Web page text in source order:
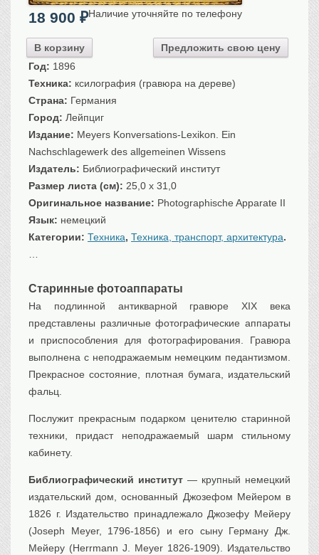
Санкт-Петербург
Прочие
Севастополь, Крым
История моды. Униформа
Гражданская мода
Униформа
Фауна
Флора
Охота
Архитектура
Техника
Букинистика
Медицина
Оружие, военная атрибутика
Разное
18 900 ₽
В корзину Предложить свою цену
Наличие уточняйте по телефону
Год: 1896
Техника: ксилография (гравюра на дереве)
Страна: Германия
Город: Лейпциг
Издание: Meyers Konversations-Lexikon. Ein
Nachschlagewerk des allgemeinen Wissens
Издатель: Библиографический институт
Размер листа (см): 25,0 x 31,0
Оригинальное название: Photographische Apparate II
Язык: немецкий
Категории: Техника, Техника, транспорт, архитектура.
Старинные фотоаппараты
На подлинной антикварной гравюре XIX века
представлены различные фотографические аппараты
и приспособления для фотографирования. Гравюра
выполнена с неподражаемым немецким педантизмом.
Прекрасное состояние, плотная бумага, издательский
фальц.
Послужит прекрасным подарком ценителю старинной
техники, придаст неподражаемый шарм стильному
кабинету.
Библиографический институт — крупный немецкий
издательский дом, основанный Джозефом Мейером в
1826 г. Издательство принадлежало Джозефу Мейеру
(Joseph Meyer, 1796-1856) и его сыну Герману Дж.
Мейеру (Herrmann J. Meyer 1826-1909). Издательство